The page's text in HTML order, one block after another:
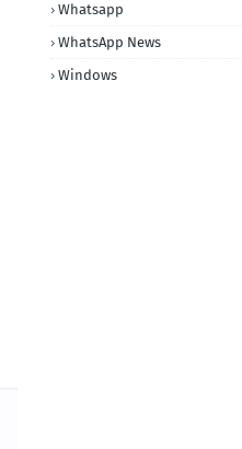
Whatsapp
WhatsApp News
Windows